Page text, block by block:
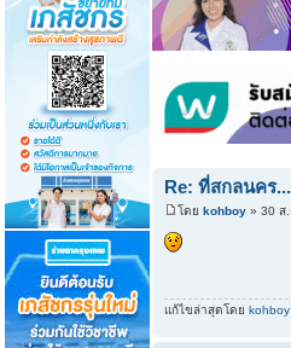
Re: ที่สกลนคร
โดย kohboy » 30 ส
แก้ไขล่าสุดโดย kohboy